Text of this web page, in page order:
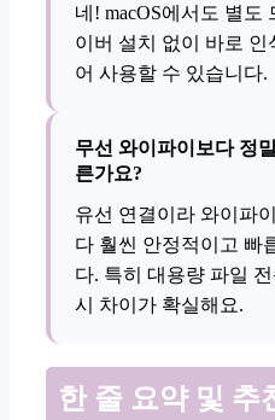
네! macOS에서도 별도
이버 설치 없이 바로 인
어 사용할 수 있습니다.
무선 와이파이보다 정
른가요?
유선 연결이라 와이파
다 훨씬 안정적이고 빠
다. 특히 대용량 파일
시 차이가 확실해요.
한 줄 요약 및 추